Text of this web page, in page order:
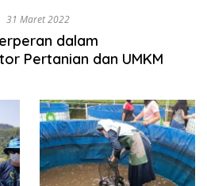
31 Maret 2022
dalam
Pertanian dan UMKM